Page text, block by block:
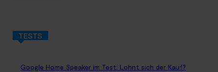
TESTS
Google Home Speaker im Test: Lohnt sich der Kauf?